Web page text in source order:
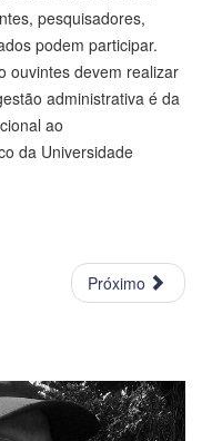
pesquisadores,
podem participar.
ouvintes devem realizar
administrativa é da
ao
da Universidade
Próximo